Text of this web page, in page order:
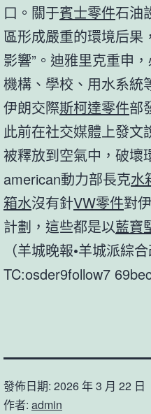
口。關于賓士零件石油
區形成嚴重的環境后果
影響”。迪雅里克重申
機構、學校、用水系統
伊朗交際斯柯達零件部
此前在社交媒體上發文
被釋放到空氣中，破壞
american動力部長克水
箱水沒有針VW零件對
計劃，這些都是以藍寶
（羊城晚報•羊城派綜合
TC:osder9follow7
發佈日期: 2026 年 3 月 22 日
作者: admin